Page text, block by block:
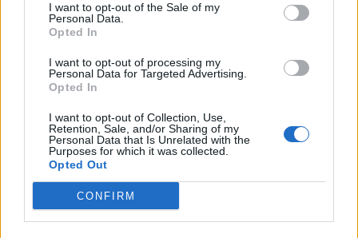
I want to opt-out of the Sale of my
Personal Data.
Opted In
I want to opt-out of processing my
Personal Data for Targeted Advertising.
Opted In
I want to opt-out of Collection, Use,
Retention, Sale, and/or Sharing of my
Personal Data that Is Unrelated with the
Purposes for which it was collected.
Opted Out
CONFIRM
ΡΟΗ ΕΙΔΗΣΕΩΝ